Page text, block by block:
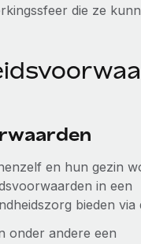
die ze
en hun gezin
in een
bieden via
onder andere een